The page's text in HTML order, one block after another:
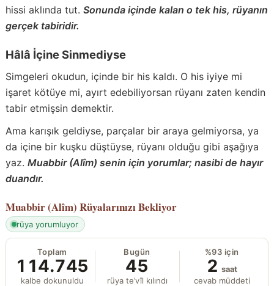
hissi aklında tut. Sonunda içinde kalan o tek his, rüyanın
gerçek tabiridir.
Hâlâ İçine Sinmediyse
Simgeleri okudun, içinde bir his kaldı. O his iyiye mi
işaret kötüye mi, ayırt edebiliyorsan rüyanı zaten kendin
tabir etmişsin demektir.
Ama karışık geldiyse, parçalar bir araya gelmiyorsa, ya
da içine bir kuşku düştüyse, rüyanı olduğu gibi aşağıya
yaz. Muabbir (Alîm) senin için yorumlar; nasibi de hayır
duandır.
Muabbir (Alîm) Rüyalarınızı Bekliyor
rüya yorumluyor
Toplam
114.745
kalbe dokunuldu
Bugün
45
rüya te’vîl kılındı
%93 için
2 saat
cevab müddeti